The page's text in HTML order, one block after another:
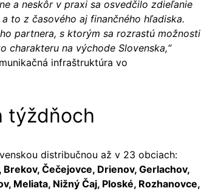
a neskôr v praxi sa osvedčilo zdieľanie
to z časového aj finančného hľadiska.
partnera, s ktorým sa rozrastú možnosti
charakteru na východe Slovenska,“
infraštruktúra vo
týždňoch
distribučnou až v 23 obciach:
Čečejovce, Drienov, Gerlachov,
Meliata, Nižný Čaj, Ploské, Rozhanovce,